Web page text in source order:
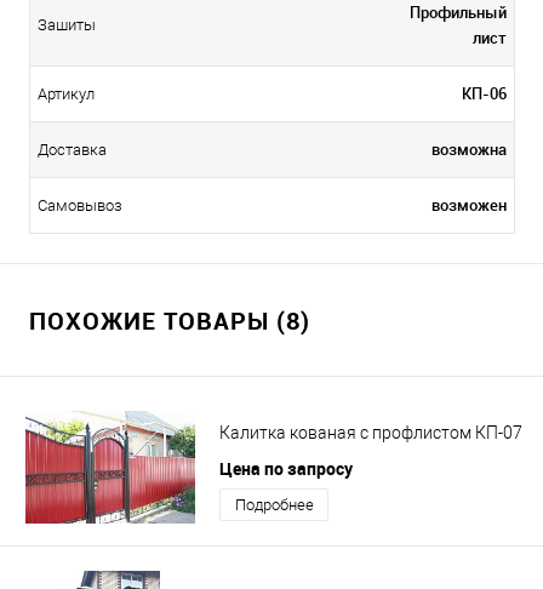
Зашиты
Профильный
лист
Артикул КП-06
Доставка возможна
Самовывоз возможен
ПОХОЖИЕ ТОВАРЫ (8)
Калитка кованая с профлистом КП-07
Цена по запросу
Подробнее